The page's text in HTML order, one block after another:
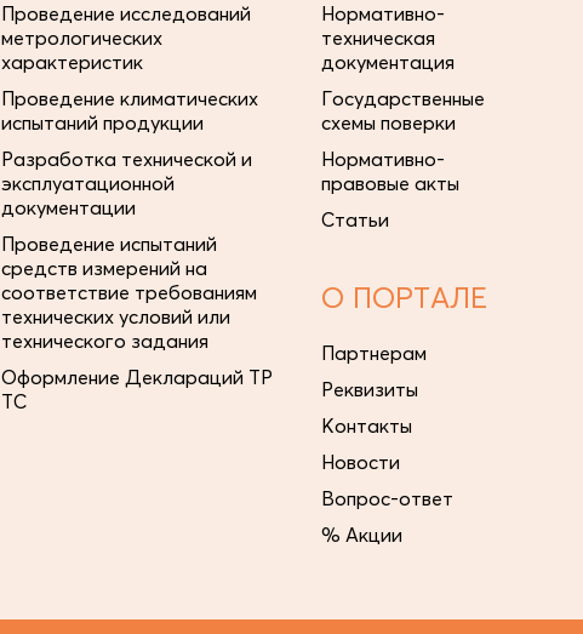
Проведение исследований
метрологических
характеристик
Проведение климатических
испытаний продукции
Разработка технической и
эксплуатационной
документации
Проведение испытаний
средств измерений на
соответствие требованиям
технических условий или
технического задания
Оформление Деклараций ТР
ТС
Нормативно-
техническая
документация
Государственные
схемы поверки
Нормативно-
правовые акты
Статьи
О ПОРТАЛЕ
Партнерам
Реквизиты
Контакты
Новости
Вопрос-ответ
% Акции